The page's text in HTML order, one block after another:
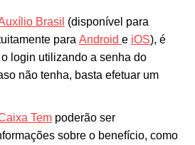
Brasil (disponível para
para Android e iOS), é
login utilizando a senha do
não tenha, basta efetuar um
Tempoderão ser
sobre o benefício, como